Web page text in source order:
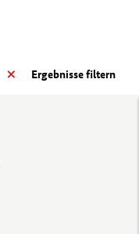
Ergebnisse filtern